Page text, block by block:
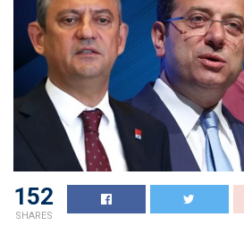
152
SHARES